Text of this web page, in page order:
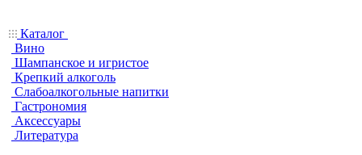
Каталог
Вино
Шампанское и игристое
Крепкий алкоголь
Слабоалкогольные напитки
Гастрономия
Аксессуары
Литература